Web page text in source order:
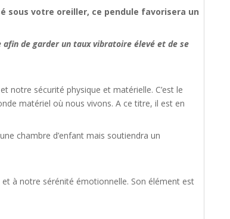
votre oreiller, ce pendule favorisera un
de garder un taux vibratoire élevé et de se
notre sécurité physique et matérielle. C’est le
matériel où nous vivons. A ce titre, il est en
chambre d’enfant mais soutiendra un
à notre sérénité émotionnelle. Son élément est